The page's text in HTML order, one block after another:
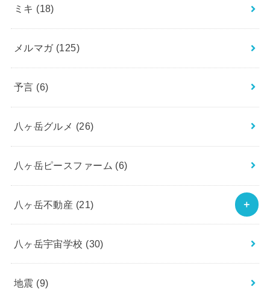
ミキ (18)
メルマガ (125)
予言 (6)
八ヶ岳グルメ (26)
八ヶ岳ピースファーム (6)
八ヶ岳不動産 (21)
八ヶ岳宇宙学校 (30)
地震 (9)